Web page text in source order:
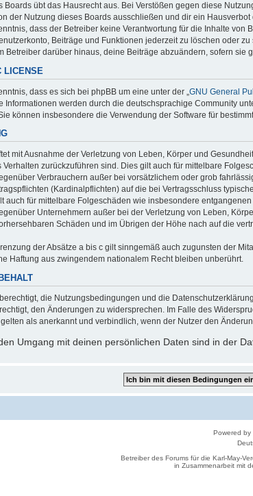
Boards übt das Hausrecht aus. Bei Verstößen gegen diese
der Nutzung dieses Boards ausschließen und dir ein Hausverbot
dass der Betreiber keine Verantwortung für die Inhalte
Beiträge und Funktionen jederzeit zu löschen oder zu
Betreiber darüber hinaus, deine Beiträge abzuändern, sofern
LICENSE
dass es sich bei phpBB um eine unter der „ GNU General
Informationen werden durch die deutschsprachige Community
können insbesondere die Verwendung der Software für
mit Ausnahme der Verletzung von Leben, Körper und
Verhalten zurückzuführen sind. Dies gilt auch für mittelbare
Verbrauchern außer bei vorsätzlichem oder grob
(Kardinalpflichten) auf die bei Vertragsschluss
auch für mittelbare Folgeschäden wie insbesondere
Unternehmern außer bei der Verletzung von Leben,
Schäden und im Übrigen der Höhe nach auf die
der Absätze a bis c gilt sinngemäß auch zugunsten der
Haftung aus zwingendem nationalem Recht bleiben unberührt.
die Nutzungsbedingungen und die
den Änderungen zu widersprechen. Im Falle des
als anerkannt und verbindlich, wenn der Nutzer den
Umgang mit deinen persönlichen Daten sind in der
Powered by
Betreiber des Forums für die Karl-May-
in Zusammenarbeit mit